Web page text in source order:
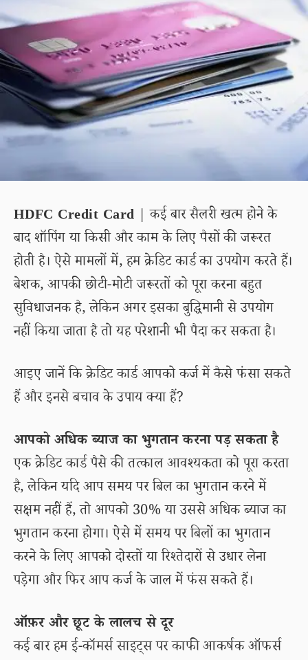
HDFC Credit Card | कई बार सैलरी खत्म होने के
बाद शॉपिंग या किसी और काम के लिए पैसों की जरूरत
होती है। ऐसे मामलों में, हम क्रेडिट कार्ड का उपयोग करते हैं।
बेशक, आपकी छोटी-मोटी जरूरतों को पूरा करना बहुत
सुविधाजनक है, लेकिन अगर इसका बुद्धिमानी से उपयोग
नहीं किया जाता है तो यह परेशानी भी पैदा कर सकता है।
आइए जानें कि क्रेडिट कार्ड आपको कर्ज में कैसे फंसा सकते
हैं और इनसे बचाव के उपाय क्या हैं?
आपको अधिक ब्याज का भुगतान करना पड़ सकता है
एक क्रेडिट कार्ड पैसे की तत्काल आवश्यकता को पूरा करता
है, लेकिन यदि आप समय पर बिल का भुगतान करने में
सक्षम नहीं हैं, तो आपको 30% या उससे अधिक ब्याज का
भुगतान करना होगा। ऐसे में समय पर बिलों का भुगतान
करने के लिए आपको दोस्तों या रिश्तेदारों से उधार लेना
पड़ेगा और फिर आप कर्ज के जाल में फंस सकते हैं।
ऑफ़र और छूट के लालच से दूर
कई बार हम ई-कॉमर्स साइट्स पर काफी आकर्षक ऑफर्स